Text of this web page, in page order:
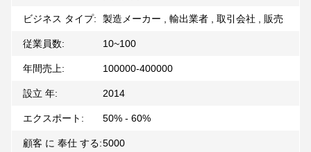
ビジネス タイプ: 製造メーカー , 輸出業者 , 取引会社 , 販売
従業員数: 10~100
年間売上: 100000-400000
設立 年: 2014
エクスポート: 50% - 60%
顧客 に 奉仕 する:5000